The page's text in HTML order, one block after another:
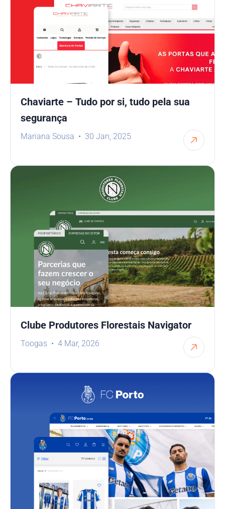
Chaviarte – Tudo por si, tudo pela sua
segurança
Mariana Sousa 30 Jan, 2025
Clube Produtores Florestais Navigator
Toogas 4 Mar, 2026